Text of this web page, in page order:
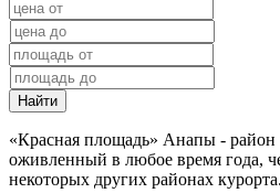
Найти
«Красная площадь» Анапы -
оживленный в любое время года,
некоторых других районах курорта.